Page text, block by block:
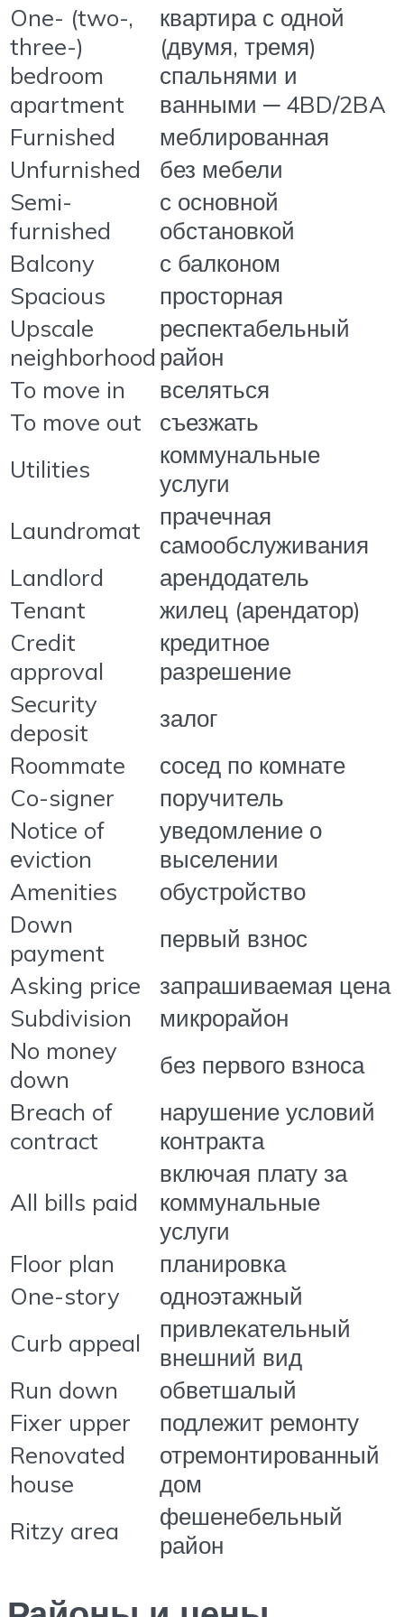
One- (two-,
three-)
bedroom
apartment
квартира с одной
(двумя, тремя)
спальнями и
ванными ─ 4BD/2BA
Furnished
меблированная
Unfurnished
без мебели
Semi-
furnished
с основной
обстановкой
Balcony
с балконом
Spacious
просторная
Upscale
neighborhood
респектабельный
район
To move in
вселяться
To move out
съезжать
Utilities
коммунальные
услуги
Laundromat
прачечная
самообслуживания
Landlord
арендодатель
Tenant
жилец (арендатор)
Credit
approval
кредитное
разрешение
Security
deposit
залог
Roommate
сосед по комнате
Co-signer
поручитель
Notice of
еviction
уведомление о
выселении
Amenities
обустройство
Down
payment
первый взнос
Asking price
запрашиваемая цена
Subdivision
микрорайон
No money
down
без первого взноса
Breach of
contract
нарушение условий
контракта
All bills paid
включая плату за
коммунальные
услуги
Floor plan
планировка
One-story
одноэтажный
Curb appeal
привлекательный
внешний вид
Run down
обветшалый
Fixer upper
подлежит ремонту
Renovated
house
отремонтированный
дом
Ritzy area
фешенебельный
район